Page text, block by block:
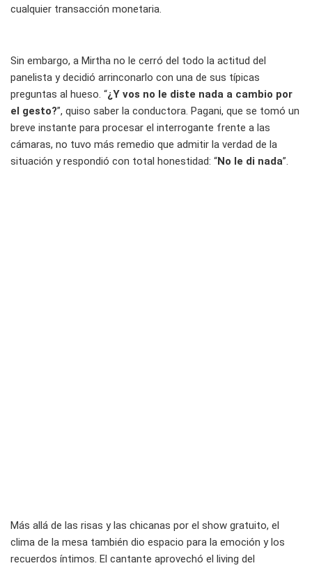
cualquier transacción monetaria.
Sin embargo, a Mirtha no le cerró del todo la actitud del
panelista y decidió arrinconarlo con una de sus típicas
preguntas al hueso. “¿Y vos no le diste nada a cambio por
el gesto?”, quiso saber la conductora. Pagani, que se tomó un
breve instante para procesar el interrogante frente a las
cámaras, no tuvo más remedio que admitir la verdad de la
situación y respondió con total honestidad: “No le di nada”.
Más allá de las risas y las chicanas por el show gratuito, el
clima de la mesa también dio espacio para la emoción y los
recuerdos íntimos. El cantante aprovechó el living del